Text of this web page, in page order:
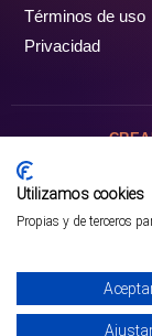
Términos de uso
Privacidad
Utilizamos cookies
Propias y de terceros